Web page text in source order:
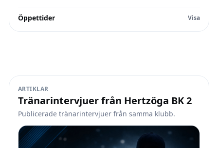
Öppettider
ARTIKLAR
Tränarintervjuer från Hertzöga BK 2
Publicerade tränarintervjuer från samma klubb.